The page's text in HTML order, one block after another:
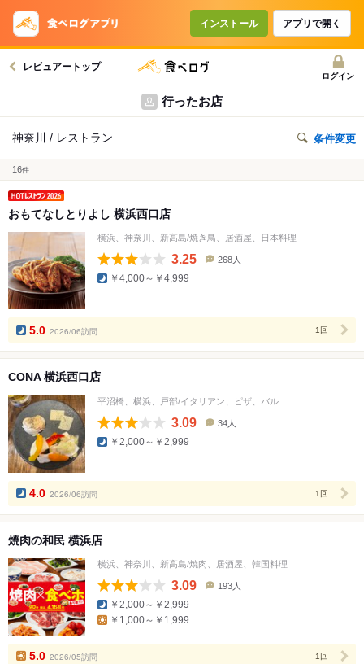
インストール アプリで開く
レビュアートップ
ログイン
行ったお店
神奈川 / レストラン 条件変更
16件
おもてなしとりよし 横浜西口店
横浜、神奈川、新高島/焼き鳥、居酒屋、日本料理
3.25
数
268人
￥4,000～￥4,999
5.0 2026/06訪問 1回
CONA 横浜西口店
平沼橋、横浜、戸部/イタリアン、ピザ、バル
3.09
数
34人
￥2,000～￥2,999
4.0 2026/06訪問 1回
焼肉の和民 横浜店
横浜、神奈川、新高島/焼肉、居酒屋、韓国料理
3.09
数
193人
￥2,000～￥2,999
￥1,000～￥1,999
5.0 2026/05訪問 1回